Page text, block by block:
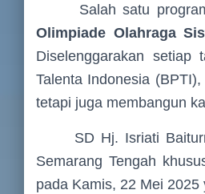
Salah satu program
Olimpiade Olahraga
Diselenggarakan setiap
Talenta Indonesia
tetapi juga membangun
SD Hj. Isriati
Semarang Tengah
pada Kamis, 22 Mei